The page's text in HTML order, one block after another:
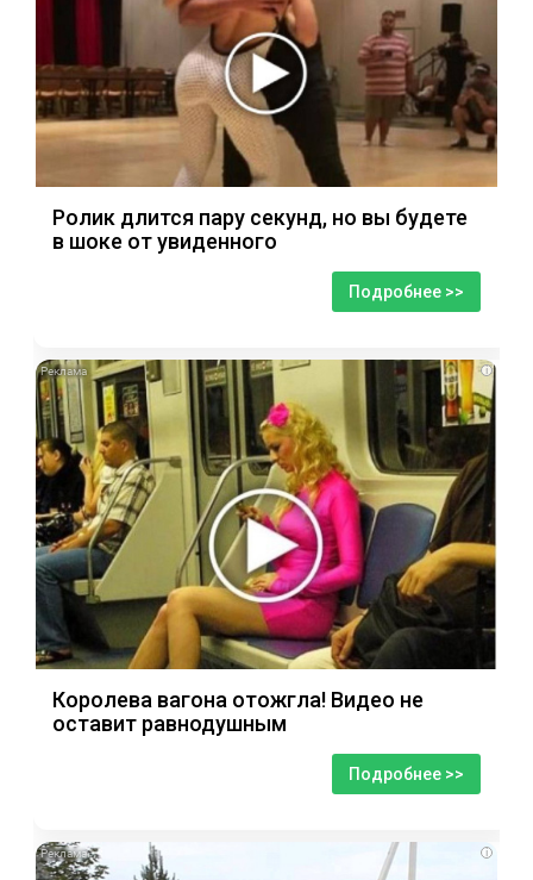
Ролик длится пару секунд, но вы будете
в шоке от увиденного
Подробнее >>
i
Королева вагона отожгла! Видео не
оставит равнодушным
Подробнее >>
i